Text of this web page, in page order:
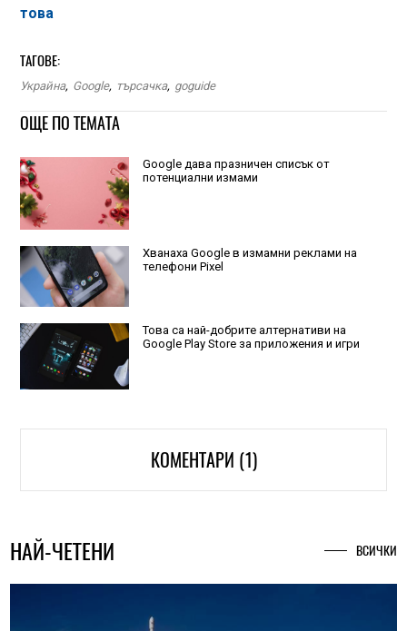
това
ТАГОВЕ:
Украйна, Google, търсачка, goguide
ОЩЕ ПО ТЕМАТА
Google дава празничен списък от
потенциални измами
Хванаха Google в измамни реклами на
телефони Pixel
Това са най-добрите алтернативи на
Google Play Store за приложения и игри
КОМЕНТАРИ (1)
НАЙ-ЧЕТЕНИ ВСИЧКИ